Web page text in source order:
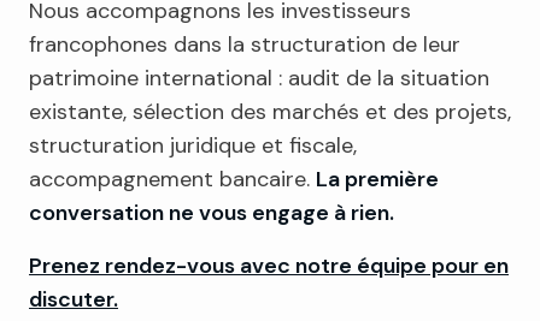
Nous accompagnons les investisseurs
francophones dans la structuration de leur
patrimoine international : audit de la situation
existante, sélection des marchés et des projets,
structuration juridique et fiscale,
accompagnement bancaire. La première
conversation ne vous engage à rien.
Prenez rendez-vous avec notre équipe pour en
discuter.